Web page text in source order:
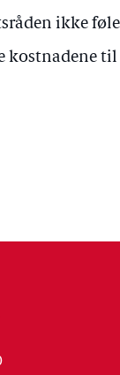
ikke
kostnadene